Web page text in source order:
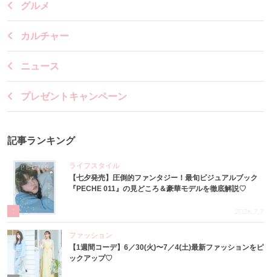
グルメ
カルチャー
ニュース
プレゼントキャンペーン
記事ランキング
ライフスタイル
【七夕発売】圧倒的ファンタジー！最旬ビジュアルブック
『PECHE 011』の見どころ＆豪華モデルを徹底解説♡
2026.7.7
ファッション
【1週間コーデ】6／30(火)〜7／4(土)最新ファッションをピ
ックアップ♡